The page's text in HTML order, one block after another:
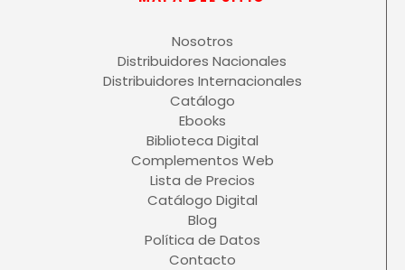
Nosotros
Distribuidores Nacionales
Distribuidores Internacionales
Catálogo
Ebooks
Biblioteca Digital
Complementos Web
Lista de Precios
Catálogo Digital
Blog
Política de Datos
Contacto